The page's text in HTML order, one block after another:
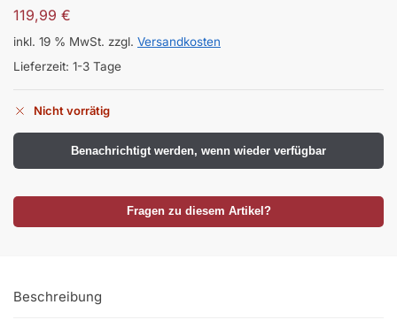
119,99 €
inkl. 19 % MwSt. zzgl. Versandkosten
Lieferzeit: 1-3 Tage
Nicht vorrätig
Benachrichtigt werden, wenn wieder verfügbar
Fragen zu diesem Artikel?
Beschreibung